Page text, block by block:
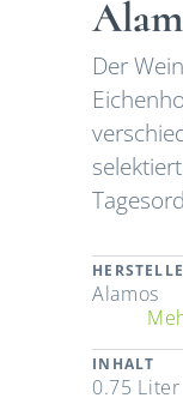
Der
Alamos
INHALT
0.75 Liter